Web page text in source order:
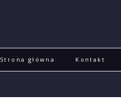
Strona główna Kontakt